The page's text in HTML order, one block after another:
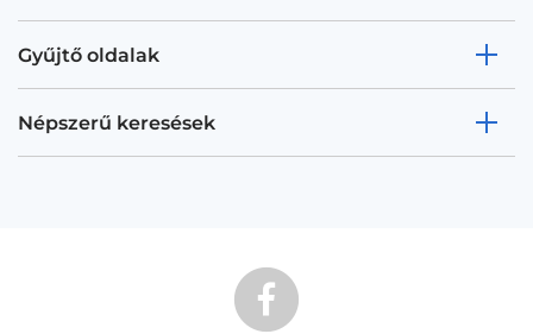
Gyűjtő oldalak
Népszerű keresések